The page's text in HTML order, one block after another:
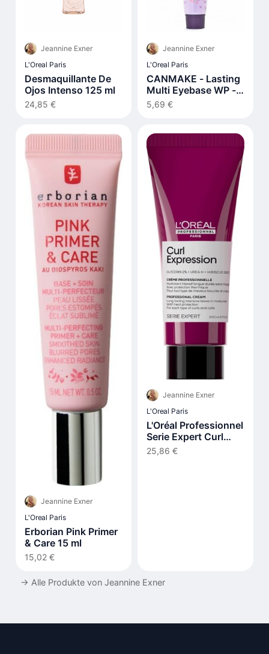
Jeannine Exner
L'Oreal Paris
Desmaquillante De
Ojos Intenso 125 ml
24,85 €
Jeannine Exner
L'Oreal Paris
CANMAKE - Lasting
Multi Eyebase WP -
8g - Frosty Clear
5,69 €
Jeannine Exner
L'Oreal Paris
Erborian Pink Primer
& Care 15 ml
15,02 €
Jeannine Exner
L'Oreal Paris
L'Oréal Professionnel
Serie Expert Curl
Expression Long
Lasting Intensive
25,86 €
→ Alle Produkte von Jeannine Exner